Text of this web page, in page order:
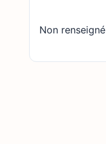
Non renseigné